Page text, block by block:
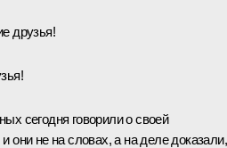
друзья!
сегодня говорили о своей
они не на словах, а на деле доказали,